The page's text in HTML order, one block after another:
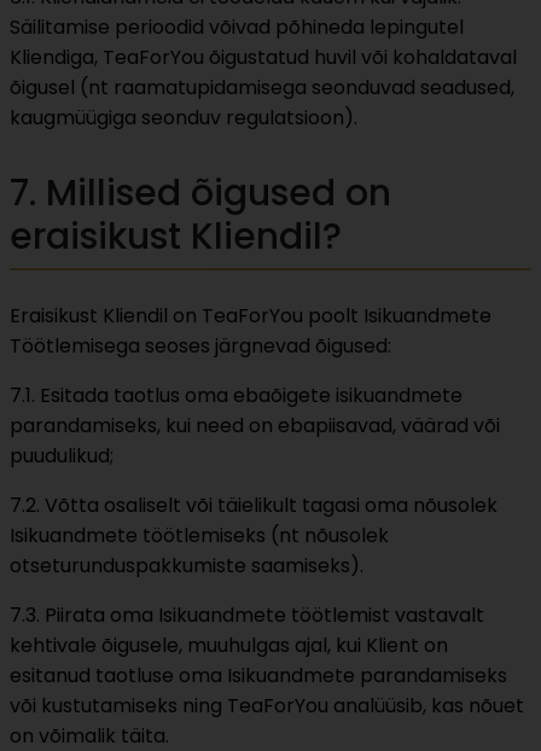
Säilitamise perioodid võivad põhineda lepingutel
Kliendiga, TeaForYou õigustatud huvil või kohaldataval
õigusel (nt raamatupidamisega seonduvad seadused,
kaugmüügiga seonduv regulatsioon).
7. Millised õigused on
eraisikust Kliendil?
Eraisikust Kliendil on TeaForYou poolt Isikuandmete
Töötlemisega seoses järgnevad õigused:
7.1. Esitada taotlus oma ebaõigete isikuandmete
parandamiseks, kui need on ebapiisavad, väärad või
puudulikud;
7.2. Võtta osaliselt või täielikult tagasi oma nõusolek
Isikuandmete töötlemiseks (nt nõusolek
otseturunduspakkumiste saamiseks).
7.3. Piirata oma Isikuandmete töötlemist vastavalt
kehtivale õigusele, muuhulgas ajal, kui Klient on
esitanud taotluse oma Isikuandmete parandamiseks
või kustutamiseks ning TeaForYou analüüsib, kas nõuet
on võimalik täita.